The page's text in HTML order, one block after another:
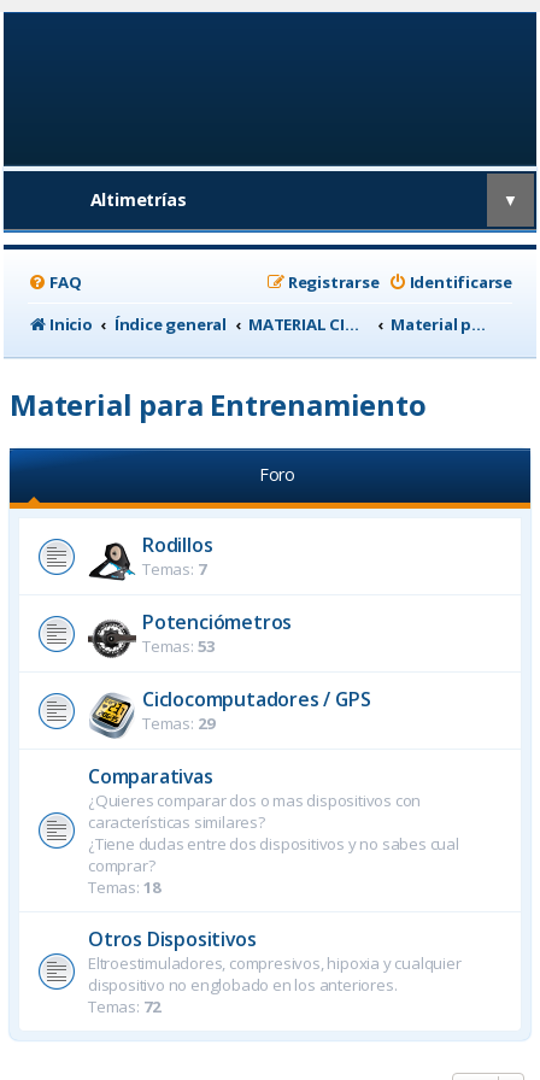
Altimetrías ▼
FAQ Identificarse
Registrarse
Inicio
Índice general MATERIAL CICLISTA Material para Entrenamiento
Material para Entrenamiento
Foro
Rodillos
Temas: 7
Potenciómetros
Temas: 53
Ciclocomputadores / GPS
Temas: 29
Comparativas
¿Quieres comparar dos o mas dispositivos con
características similares?
¿Tiene dudas entre dos dispositivos y no sabes cual
comprar?
Temas: 18
Otros Dispositivos
Eltroestimuladores, compresivos, hipoxia y cualquier
dispositivo no englobado en los anteriores.
Temas: 72